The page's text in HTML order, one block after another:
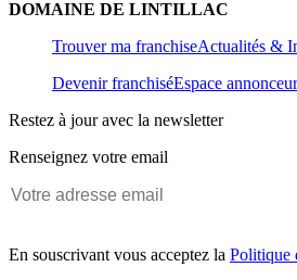
DOMAINE DE LINTILLAC
Trouver ma franchiseActualités &
Devenir franchiséEspace annonceur
Restez à jour avec la newsletter
Renseignez votre email
En souscrivant vous acceptez la Politique